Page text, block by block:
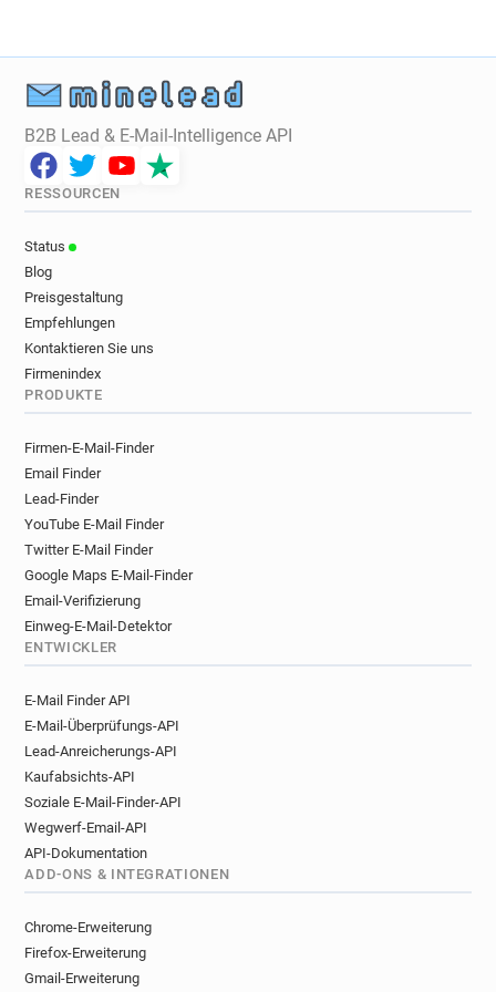
B2B Lead & E-Mail-Intelligence API
RESSOURCEN
Status
Blog
Preisgestaltung
Empfehlungen
Kontaktieren Sie uns
Firmenindex
PRODUKTE
Firmen-E-Mail-Finder
Email Finder
Lead-Finder
YouTube E-Mail Finder
Twitter E-Mail Finder
Google Maps E-Mail-Finder
Email-Verifizierung
Einweg-E-Mail-Detektor
ENTWICKLER
E-Mail Finder API
E-Mail-Überprüfungs-API
Lead-Anreicherungs-API
Kaufabsichts-API
Soziale E-Mail-Finder-API
Wegwerf-Email-API
API-Dokumentation
ADD-ONS & INTEGRATIONEN
Chrome-Erweiterung
Firefox-Erweiterung
Gmail-Erweiterung